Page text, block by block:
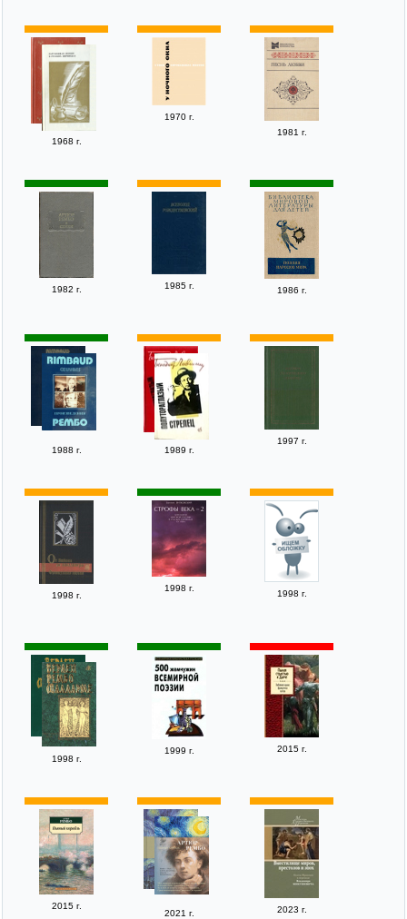
1968 г.
1970 г.
1981 г.
1982 г. 1985 г. 1986 г.
1988 г. 1989 г.
1997 г.
1998 г.
1998 г.
1998 г.
1998 г.
1999 г. 2015 г.
2015 г.
2021 г. 2023 г.